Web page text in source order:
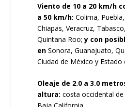
Viento de 10 a 20 km/h
a 50 km/h: Colima,
Chiapas, Veracruz,
Quintana Roo;y con
enSonora, Guanajuato,
Ciudad de México y Estado
Oleaje de 2.0 a 3.0
altura: costa occidental